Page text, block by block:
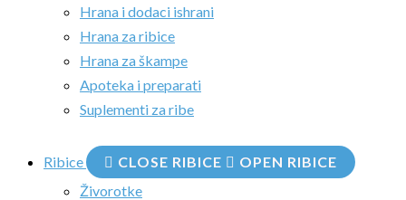
Hrana i dodaci ishrani
Hrana za ribice
Hrana za škampe
Apoteka i preparati
Suplementi za ribe
Ribice CLOSE RIBICE
OPEN RIBICE
Živorotke